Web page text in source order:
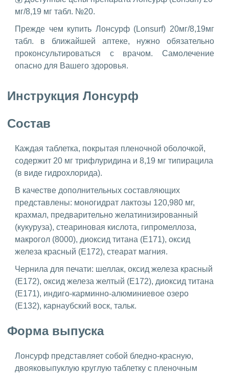
мг/8,19 мг табл. №20.
Прежде чем купить Лонсурф (Lonsurf) 20мг/8,19мг
табл. в ближайшей аптеке, нужно обязательно
проконсультироваться с врачом. Самолечение
опасно для Вашего здоровья.
Инструкция Лонсурф
Состав
Каждая таблетка, покрытая пленочной оболочкой,
содержит 20 мг трифлуридина и 8,19 мг типирацила
(в виде гидрохлорида).
В качестве дополнительных составляющих
представлены: моногидрат лактозы 120,980 мг,
крахмал, предварительно желатинизированный
(кукуруза), стеариновая кислота, гипромеллоза,
макрогол (8000), диоксид титана (E171), оксид
железа красный (E172), стеарат магния.
Чернила для печати: шеллак, оксид железа красный
(E172), оксид железа желтый (E172), диоксид титана
(E171), индиго-карминно-алюминиевое озеро
(E132), карнаубский воск, тальк.
Форма выпуска
Лонсурф представляет собой бледно-красную,
двояковыпуклую круглую таблетку с пленочным